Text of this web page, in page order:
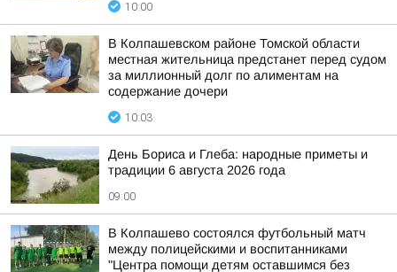
10:00
В Колпашевском районе Томской области
местная жительница предстанет перед судом
за миллионный долг по алиментам на
содержание дочери
10:03
День Бориса и Глеба: народные приметы и
традиции 6 августа 2026 года
09:00
В Колпашево состоялся футбольный матч
между полицейскими и воспитанниками
"Центра помощи детям оставшимся без